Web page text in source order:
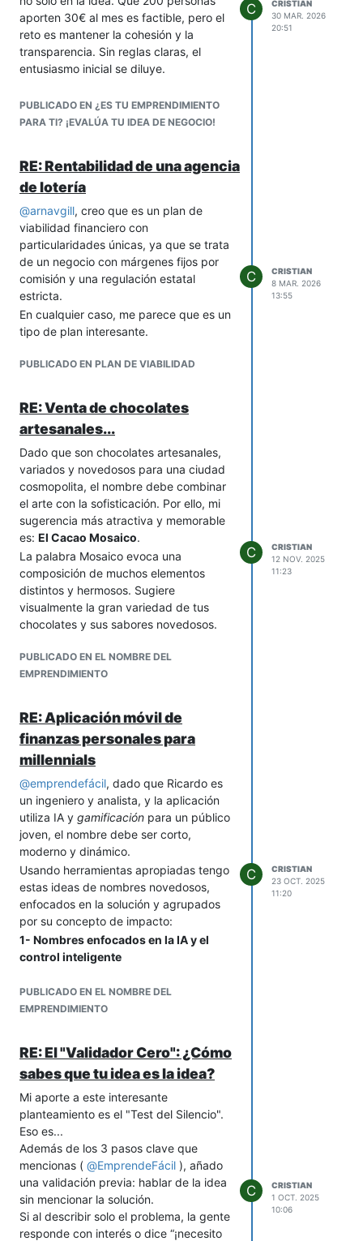
proveedores...
Por lo pronto, no intentes hacer todo a
la vez. Primero asegura que tu producto
sea impecable y que tus finanzas estén
vendrán por añadidura.
¡el camino es retador, pero vale mucho
aporten 30€ al mes es factible, pero el
reto es mantener la cohesión y la
transparencia. Sin reglas claras, el
entusiasmo inicial se diluye.
se toman las decisiones (votación,
comité, etc.), qué pasa si alguien no
digitales para gestionar aportes y
comunicación (un Trello o Discord
ayuda). Y sobre todo, empieza con un
proyecto piloto pequeño para probar el
modelo antes de escalar.
Sobre el tipo de negocio: Los digitales
suelen ser más ágiles y con menos
barreras de entrada (ej.: un e-
commerce de nicho o una plataforma
de servicios). Si vas por lo físico,
demande. Aquí, un estudio de viabilidad
Si quieres hablar de detalles prácticos
—desde cómo estructurar la
cooperativa hasta cómo atraer a las
primeras personas—, cuento con
experiencia en pymes y me encantaría
aportar. El camino es tan importante
como el destino, y con gente
comprometida, esto puede ser grande.
PUBLICADO EN ¿ES TU EMPRENDIMIENTO
PARA TI? ¡EVALÚA TU IDEA DE NEGOCIO!
C
CRISTIAN
30 MAR. 2026
20:51
RE: Rentabilidad de una agencia
de lotería
@arnavgill, creo que es un plan de
viabilidad financiero con
particularidades únicas, ya que se trata
de un negocio con márgenes fijos por
comisión y una regulación estatal
estricta.
En cualquier caso, me parece que es un
tipo de plan interesante.
PUBLICADO EN PLAN DE VIABILIDAD
C
CRISTIAN
8 MAR. 2026
13:55
RE: Venta de chocolates
artesanales...
Dado que son chocolates artesanales,
variados y novedosos para una ciudad
cosmopolita, el nombre debe combinar
el arte con la sofisticación. Por ello, mi
sugerencia más atractiva y memorable
es: El Cacao Mosaico.
La palabra Mosaico evoca una
composición de muchos elementos
distintos y hermosos. Sugiere
visualmente la gran variedad de tus
chocolates y sus sabores novedosos.
PUBLICADO EN EL NOMBRE DEL
EMPRENDIMIENTO
C
CRISTIAN
12 NOV. 2025
11:23
RE: Aplicación móvil de
finanzas personales para
millennials
@emprendefácil, dado que Ricardo es
un ingeniero y analista, y la aplicación
utiliza IA y gamificación para un público
joven, el nombre debe ser corto,
moderno y dinámico.
Usando herramientas apropiadas tengo
estas ideas de nombres novedosos,
enfocados en la solución y agrupados
por su concepto de impacto:
1- Nombres enfocados en la IA y el
control inteligente
aplicación piensa por el usuario,
ofreciendo control de forma tecnológica
Synapse (o Synapsi): Evoca la
sinapsis neuronal, sugiriendo un
cerebro financiero inteligente y
conexión rápida.
Moni AI(Money + AI): Corto,
moderno y con el término "AI"
(Inteligencia Artificial)
directamente.
Zent(De "Zen" y "Account"):
Sugiere paz mental y equilibrio en
las cuentas, con un sonido
moderno y minimalista.
PUBLICADO EN EL NOMBRE DEL
EMPRENDIMIENTO
C
CRISTIAN
23 OCT. 2025
11:20
RE: El "Validador Cero": ¿Cómo
sabes que tu idea es la idea?
Mi aporte a este interesante
planteamiento es el "Test del Silencio".
Eso es...
Además de los 3 pasos clave que
mencionas ( @EmprendeFácil ), añado
una validación previa: hablar de la idea
sin mencionar la solución.
Si al describir solo el problema, la gente
responde con interés o dice “¡necesito
C
CRISTIAN
1 OCT. 2025
10:06